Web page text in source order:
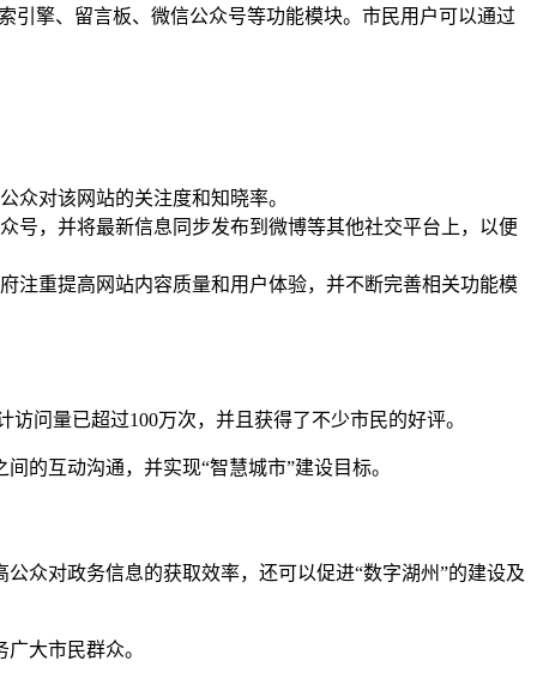
引擎、留言板、微信公众号等功能模块。市民用户可以通过
众对该网站的关注度和知晓率。
号，并将最新信息同步发布到微博等其他社交平台上，以便
注重提高网站内容质量和用户体验，并不断完善相关功能模
问量已超过100万次，并且获得了不少市民的好评。
的互动沟通，并实现“智慧城市”建设目标。
众对政务信息的获取效率，还可以促进“数字湖州”的建设及
大市民群众。